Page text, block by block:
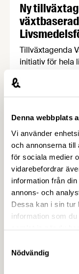
Denna webbplats
Vi använder
och annonserna till
för sociala medier
vidarebefordrar
information från
annons- och
Dessa kan i sin tur
information som
Nödvändig
Ny
Tillväxtagenda
initiativ för hela
produktionen